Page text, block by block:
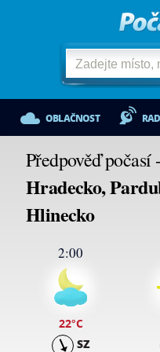
OBLAČNOST
Předpověď počasí -
Hradecko,
Hlinecko
2:00
22°C
SZ